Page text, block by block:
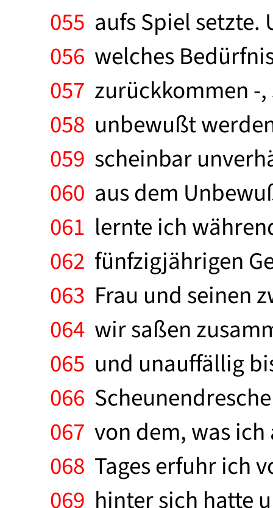
055 aufs Spiel
056 welches
057 zurückkommen -
058 unbewußt
059 scheinbar
060 aus dem
061 lernte ich
062 fünfzigjährigen
063 Frau und seinen
064 wir saßen
065 und unauffällig
066
067 von dem, was
068 Tages erfuhr ich
069 hinter sich hatte